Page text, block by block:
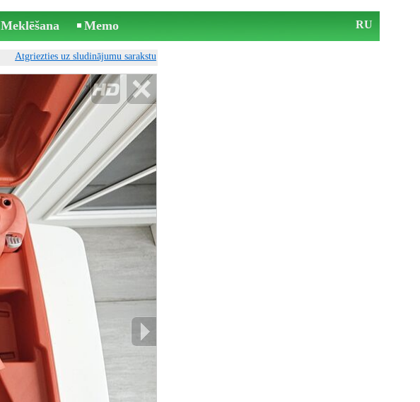
Meklēšana Memo RU
Atgriezties uz sludinājumu sarakstu